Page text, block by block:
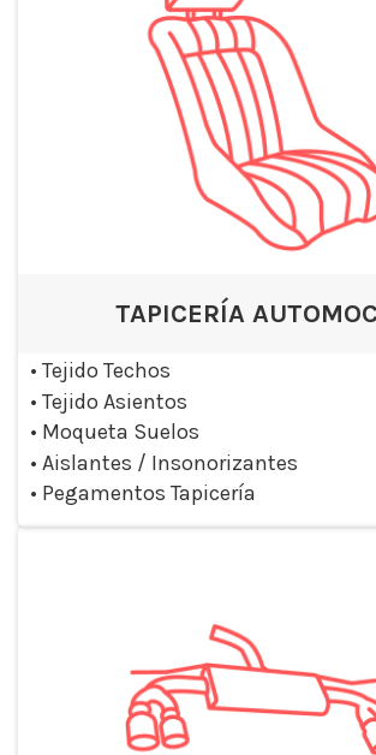
TAPICERÍA
• Tejido Techos
• Tejido Asientos
• Moqueta Suelos
• Aislantes / Insonorizantes
• Pegamentos Tapicería